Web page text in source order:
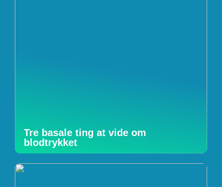
Tre basale ting at vide om
blodtrykket